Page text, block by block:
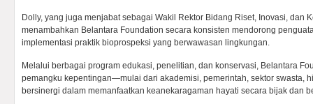
Dolly, yang juga menjabat sebagai Wakil Rektor Bidang Riset, Inovasi, dan
menambahkan Belantara Foundation secara konsisten mendorong
implementasi praktik bioprospeksi yang berwawasan lingkungan.
Melalui berbagai program edukasi, penelitian, dan konservasi, Belantara
pemangku kepentingan—mulai dari akademisi, pemerintah, sektor swasta,
bersinergi dalam memanfaatkan keanekaragaman hayati secara bijak dan